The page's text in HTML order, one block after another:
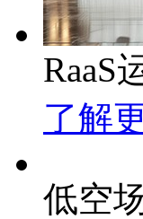
RaaS
了解
低空